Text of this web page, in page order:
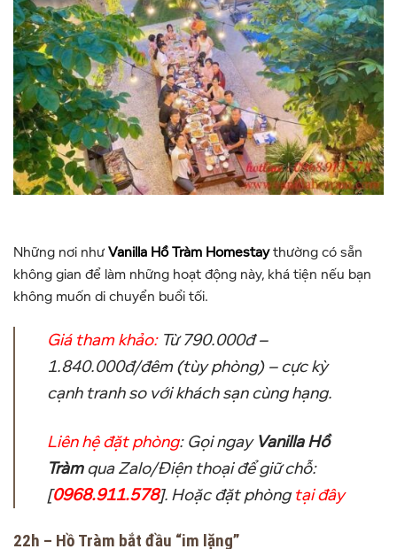
Những nơi như Vanilla Hồ Tràm Homestaythường có sẵn
không gian để làm những hoạt động này, khá tiện nếu bạn
không muốn di chuyển buổi tối.
Giá tham khảo:Từ 790.000đ –
1.840.000đ/đêm (tùy phòng) –cực kỳ
cạnh tranh so với khách sạn cùng hạng.
Liên hệ đặt phòng: Gọi ngay Vanilla Hồ
Tràmqua Zalo/Điện thoại để giữ chỗ:
[0968.911.578]. Hoặc đặt phòng tại đây
22h – Hồ Tràm bắt đầu “im lặng”